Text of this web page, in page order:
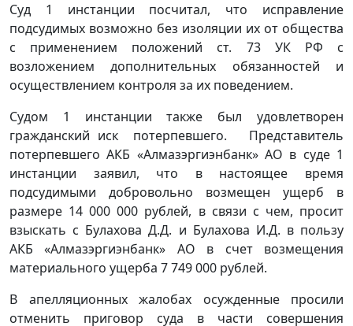
Суд 1 инстанции посчитал, что исправление
подсудимых возможно без изоляции их от общества
с применением положений ст. 73 УК РФ с
возложением дополнительных обязанностей и
осуществлением контроля за их поведением.
Судом 1 инстанции также был удовлетворен
гражданский иск потерпевшего. Представитель
потерпевшего АКБ «Алмазэргиэнбанк» АО в суде 1
инстанции заявил, что в настоящее время
подсудимыми добровольно возмещен ущерб в
размере 14 000 000 рублей, в связи с чем, просит
взыскать с Булахова Д.Д. и Булахова И.Д. в пользу
АКБ «Алмазэргиэнбанк» АО в счет возмещения
материального ущерба 7 749 000 рублей.
В апелляционных жалобах осужденные просили
отменить приговор суда в части совершения